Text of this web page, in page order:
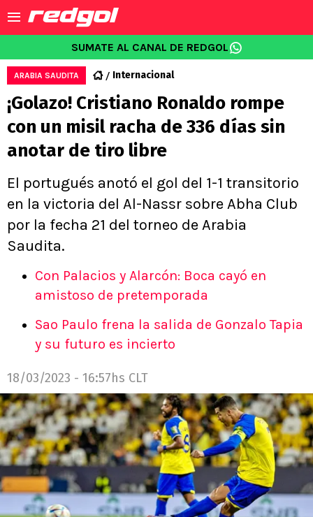
SUMATE AL CANAL DE REDGOL
ARABIA SAUDITA Internacional
¡Golazo! Cristiano Ronaldo rompe
con un misil racha de 336 días sin
anotar de tiro libre
El portugués anotó el gol del 1-1 transitorio
en la victoria del Al-Nassr sobre Abha Club
por la fecha 21 del torneo de Arabia
Saudita.
Con Palacios y Alarcón: Boca cayó en
amistoso de pretemporada
Sao Paulo frena la salida de Gonzalo Tapia
y su futuro es incierto
18/03/2023 - 16:57hs CLT